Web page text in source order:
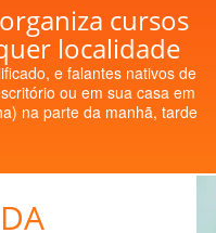
cursos
localidade
e falantes nativos de
ou em sua casa em
na parte da manhã, tarde